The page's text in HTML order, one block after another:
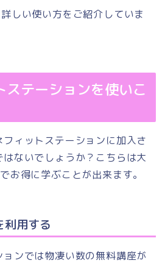
しい使い方をご紹介していま
ステーションを使いこ
ィットステーションに加入さ
ないでしょうか？こちらは大
お得に学ぶことが出来ます。
利用する
ンでは物凄い数の無料講座が